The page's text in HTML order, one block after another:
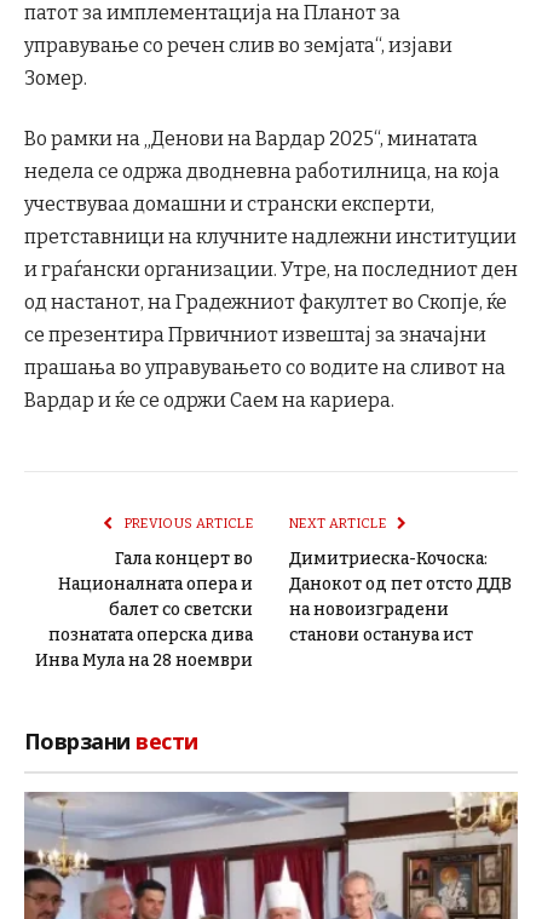
патот за имплементација на Планот за
управување со речен слив во земјата“, изјави
Зомер.
Во рамки на „Денови на Вардар 2025“, минатата
недела се одржа дводневна работилница, на која
учествуваа домашни и странски експерти,
претставници на клучните надлежни институции
и граѓански организации. Утре, на последниот ден
од настанот, на Градежниот факултет во Скопје, ќе
се презентира Првичниот извештај за значајни
прашања во управувањето со водите на сливот на
Вардар и ќе се одржи Саем на кариера.
PREVIOUS ARTICLE
Гала концерт во
Националната опера и
балет со светски
познатата оперска дива
Инва Мула на 28 ноември
NEXT ARTICLE
Димитриеска-Кочоска:
Данокот од пет отсто ДДВ
на новоизградени
станови останува ист
Поврзани вести